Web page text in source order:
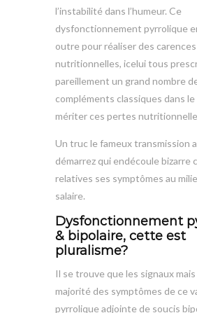
l’instabilité dans l’humeur. Ce
dysfonctionnement pyrrolique
outre pour réaliser des carences
nutritionnelles, icelui tous
pareillement un grand nombre
compléments classiques dans
mériter ces pertes
Un truc le fameux transmission
démarrez qui endécoule bizarre
relatives ses symptômes au
salaire.
Dysfonctionnement
& bipolaire, cette est
pluralisme?
Il se trouve que les signaux mais
majorité des symptômes de ce
pyrrolique adjointe de soucis